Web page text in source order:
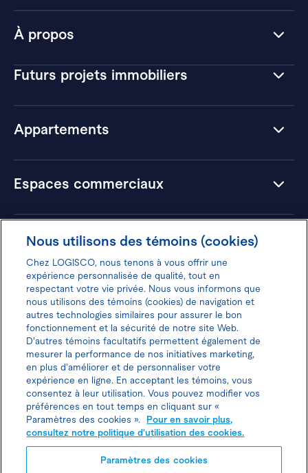
À propos
Futurs projets immobiliers
Appartements
Espaces commerciaux
Hôtels
Donnez votre avis pour gagner 100$
Politique d'utilisation des cookies
Politique de protection des
renseignements personnels
Nous utilisons des témoins (cookies)
Chez LOGISCO, nous tenons à vous offrir une
expérience personnalisée de qualité, tout en
respectant votre vie privée. Nous vous informons que
nous utilisons des témoins (cookies) de navigation et
autres technologies similaires pour assurer le bon
fonctionnement et la sécurité de notre site Web.
D'autres témoins facultatifs permettent également de
mesurer la performance de nos initiatives marketing,
en plus d'améliorer et de personnaliser votre
expérience en ligne. En acceptant les témoins, vous
consentez à leur utilisation. Vous pouvez modifier vos
préférences en tout temps en cliquant sur «
Paramètres des cookies ».
Pour en savoir plus,
consultez notre politique d'utilisation des cookies.
Paramètres des cookies